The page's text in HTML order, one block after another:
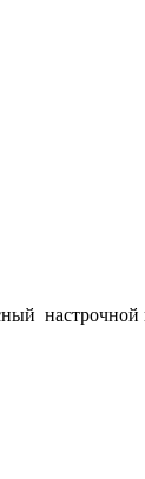
настрочной